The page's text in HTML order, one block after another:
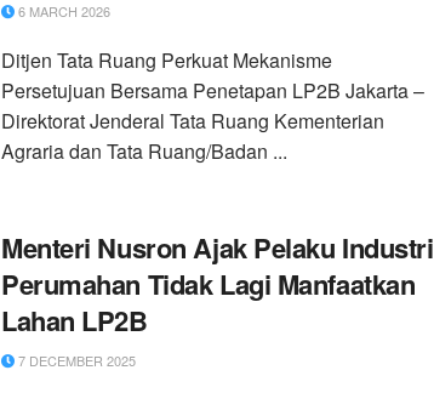
6 MARCH 2026
Ditjen Tata Ruang Perkuat Mekanisme
Persetujuan Bersama Penetapan LP2B Jakarta –
Direktorat Jenderal Tata Ruang Kementerian
Agraria dan Tata Ruang/Badan ...
Menteri Nusron Ajak Pelaku Industri
Perumahan Tidak Lagi Manfaatkan
Lahan LP2B
7 DECEMBER 2025